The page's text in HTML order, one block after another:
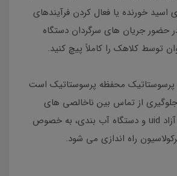
خورنده یا فعال کردن فرآیندهای
حضور جریان های سرگردان دستگاه
توسط کلاهک را کاملاً پیچ کنید.
محفظه پرسوستاتیک است
از تماس بین ناخالصی های
موجود روی سطح آزاد uid و دستگاه آب بندی، به خصوص
راه اندازی می شود.